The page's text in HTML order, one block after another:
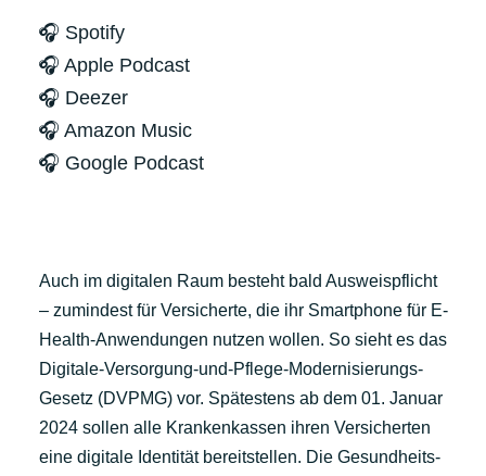
🎧 Spotify
🎧 Apple Podcast
🎧 Deezer
🎧 Amazon Music
🎧 Google Podcast
Auch im digitalen Raum besteht bald Ausweispflicht
– zumindest für Versicherte, die ihr Smartphone für E-
Health-Anwendungen nutzen wollen. So sieht es das
Digitale-Versorgung-und-Pflege-Modernisierungs-
Gesetz (DVPMG) vor. Spätestens ab dem 01. Januar
2024 sollen alle Krankenkassen ihren Versicherten
eine digitale Identität bereitstellen. Die Gesundheits-